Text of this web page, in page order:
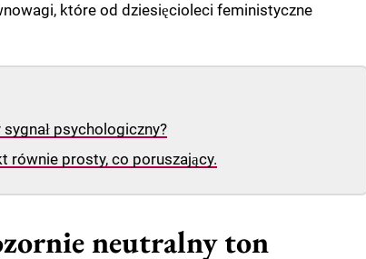
które od dziesięcioleci feministyczne
psychologiczny?
równie prosty, co poruszający.
neutralny ton